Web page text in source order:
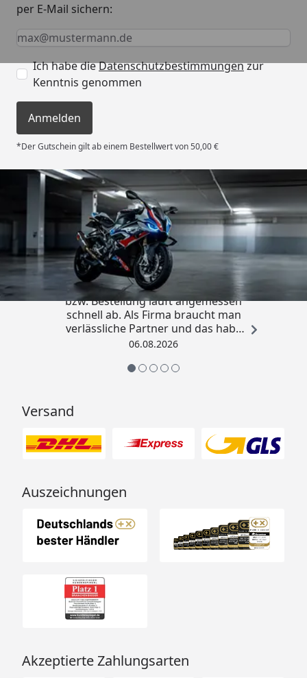
Roller-Kit
für 10-12" Räder
(nur in Kombination mit
dem Street-Kit nutzbar)
*Für das Wechseln dieser Reifen werden zusätzliche
Alle Funktionen im Überblick
per E-Mail sichern:
Keine Eingabe erforderlich
Eingabe erforderlich
E-Mail *
Ich habe dieDatenschutzbestimmungenzur
Kenntnis genommen
Anmelden
*Der Gutschein gilt ab einem Bestellwert von 50,00 €
Trusted Shops
4,85/ 5
„Die Abwicklung eines Auftrages
bzw. Bestellung läuft angemessen
schnell ab. Als Firma braucht man
verlässliche Partner und das habe
ich hier gefunden.“
06.08.2026
Versand
Auszeichnungen
Akzeptierte Zahlungsarten